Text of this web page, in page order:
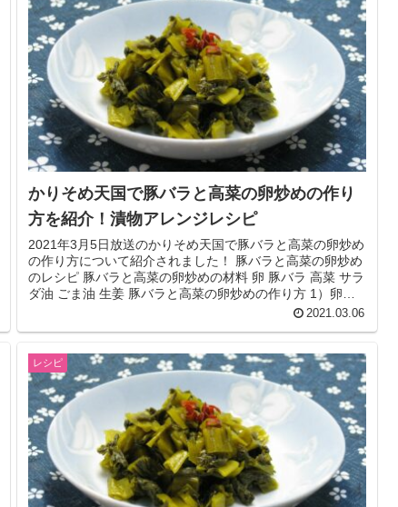
かりそめ天国で豚バラと高菜の卵炒めの作り
方を紹介！漬物アレンジレシピ
2021年3月5日放送のかりそめ天国で豚バラと高菜の卵炒め
の作り方について紹介されました！ 豚バラと高菜の卵炒め
のレシピ 豚バラと高菜の卵炒めの材料 卵 豚バラ 高菜 サラ
ダ油 ごま油 生姜 豚バラと高菜の卵炒めの作り方 1）卵を
2021.03.06
レシピ